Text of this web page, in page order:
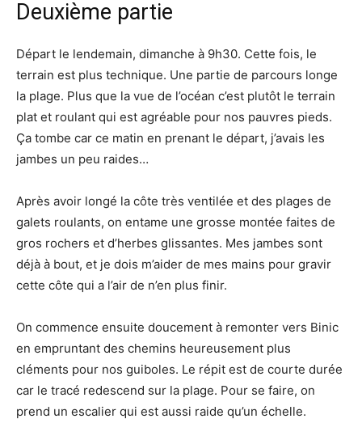
Deuxième partie
Départ le lendemain, dimanche à 9h30. Cette fois, le
terrain est plus technique. Une partie de parcours longe
la plage. Plus que la vue de l’océan c’est plutôt le terrain
plat et roulant qui est agréable pour nos pauvres pieds.
Ça tombe car ce matin en prenant le départ, j’avais les
jambes un peu raides…
Après avoir longé la côte très ventilée et des plages de
galets roulants, on entame une grosse montée faites de
gros rochers et d’herbes glissantes. Mes jambes sont
déjà à bout, et je dois m’aider de mes mains pour gravir
cette côte qui a l’air de n’en plus finir.
On commence ensuite doucement à remonter vers Binic
en empruntant des chemins heureusement plus
cléments pour nos guiboles. Le répit est de courte durée
car le tracé redescend sur la plage. Pour se faire, on
prend un escalier qui est aussi raide qu’un échelle.